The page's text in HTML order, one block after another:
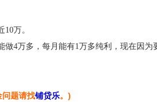
万。
4万多，每月能有1万多纯利，现在因为
问题请找铺贷乐。)